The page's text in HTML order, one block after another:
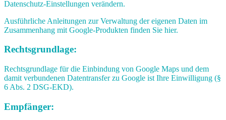
Datenschutz-Einstellungen verändern.
Ausführliche Anleitungen zur Verwaltung der eigenen Daten im
Zusammenhang mit Google-Produkten finden Sie hier.
Rechtsgrundlage:
Rechtsgrundlage für die Einbindung von Google Maps und dem
damit verbundenen Datentransfer zu Google ist Ihre Einwilligung (§
6 Abs. 2 DSG-EKD).
Empfänger: